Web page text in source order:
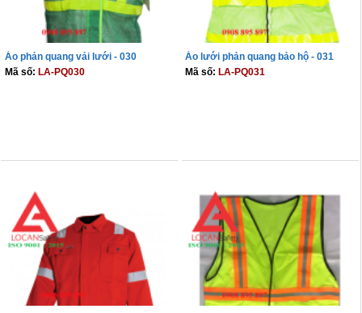
Áo phản quang vải lưới - 030
Mã số: LA-PQ030
Áo lưới phản quang bảo hộ - 031
Mã số: LA-PQ031